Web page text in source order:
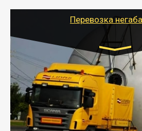
Перевозка
Цена за км.
- Перевозка техники и
осуществляется после
перевозку (обычно 7-14 дней).